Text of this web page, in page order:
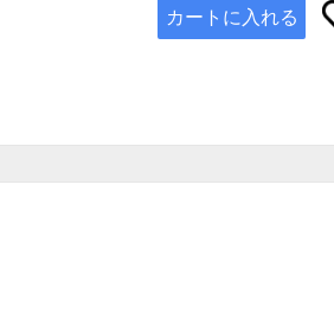
カートに入れる